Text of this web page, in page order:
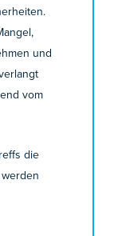
und
vom
die